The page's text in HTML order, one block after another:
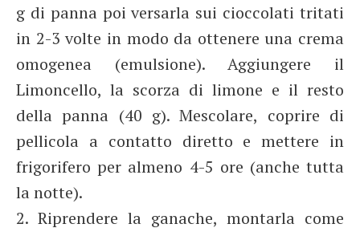
g di panna poi versarla sui cioccolati tritati
in 2-3 volte in modo da ottenere una crema
omogenea (emulsione). Aggiungere il
Limoncello, la scorza di limone e il resto
della panna (40 g). Mescolare, coprire di
pellicola a contatto diretto e mettere in
frigorifero per almeno 4-5 ore (anche tutta
la notte).
2. Riprendere la ganache, montarla come